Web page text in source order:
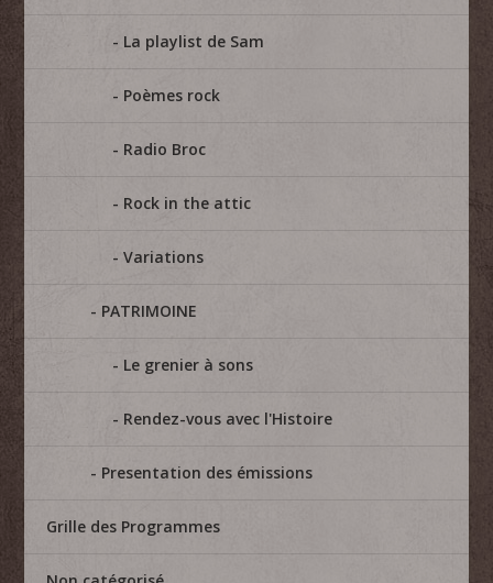
La playlist de Sam
Poèmes rock
Radio Broc
Rock in the attic
Variations
PATRIMOINE
Le grenier à sons
Rendez-vous avec l'Histoire
Presentation des émissions
Grille des Programmes